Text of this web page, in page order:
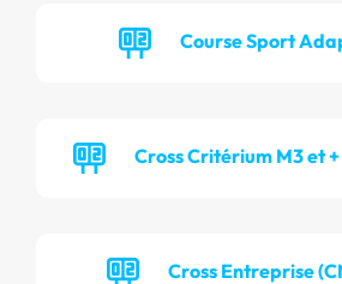
Course Sport
Cross Critérium M3 et
Cross Entreprise